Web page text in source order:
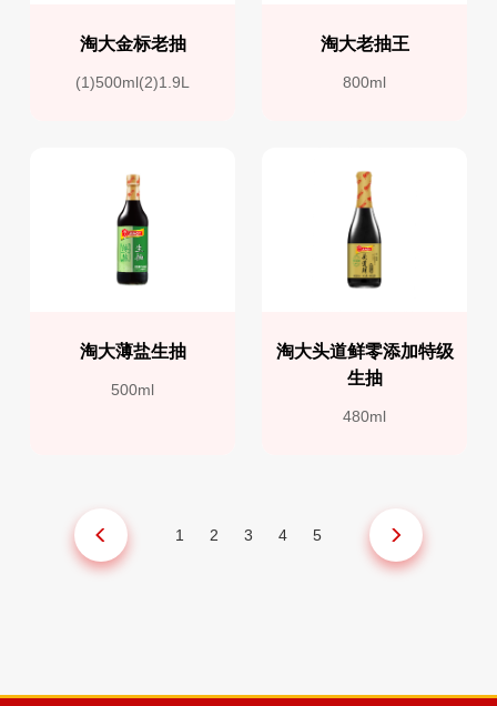
淘大金标老抽
(1)500ml(2)1.9L
淘大老抽王
800ml
淘大薄盐生抽
500ml
淘大头道鲜零添加特级
生抽
480ml
1 2 3 4 5